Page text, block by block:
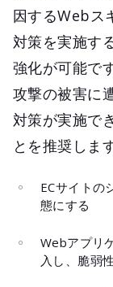
因するWebス
対策を実施す
強化が可能です
攻撃の被害に
対策が実施で
とを推奨します
ECサイトの
態にする
Webアプリ
入し、脆弱